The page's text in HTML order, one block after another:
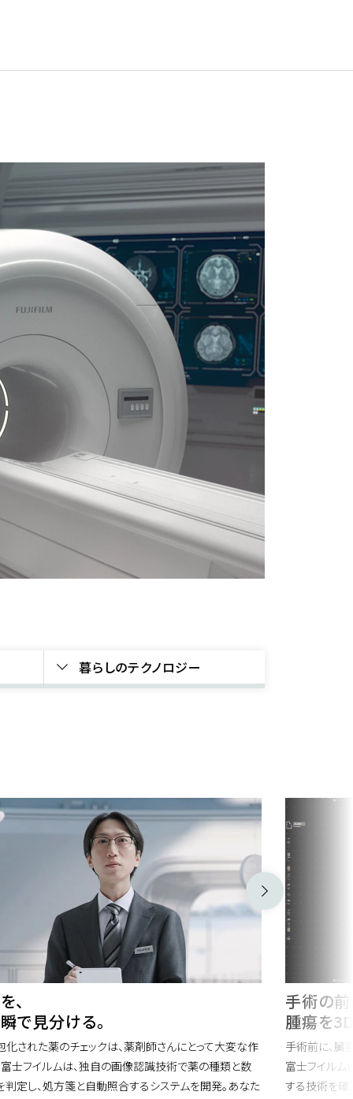
暮らしのテクノロジー
、
で見分ける。
化された薬のチェックは、薬剤師さんにとって大変な作
富士フイルムは、独自の画像認識技術で薬の種類と数
判定し、処方箋と自動照合するシステムを開発。あなた
手術の前
腫瘍を
手術前に、臓
富士フイルム
する技術を確